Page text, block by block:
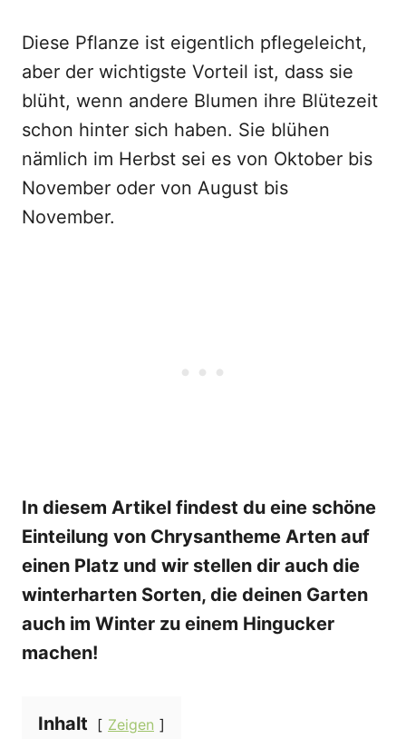
Diese Pflanze ist eigentlich pflegeleicht,
aber der wichtigste Vorteil ist, dass sie
blüht, wenn andere Blumen ihre Blütezeit
schon hinter sich haben. Sie blühen
nämlich im Herbst sei es von Oktober bis
November oder von August bis
November.
In diesem Artikel findest du eine schöne
Einteilung von Chrysantheme Arten auf
einen Platz und wir stellen dir auch die
winterharten Sorten, die deinen Garten
auch im Winter zu einem Hingucker
machen!
Inhalt Zeigen